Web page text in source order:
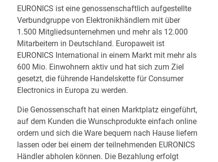
EURONICS ist eine genossenschaftlich aufgestellte
Verbundgruppe von Elektronikhändlern mit über
1.500 Mitgliedsunternehmen und mehr als 12.000
Mitarbeitern in Deutschland. Europaweit ist
EURONICS International in einem Markt mit mehr als
600 Mio. Einwohnern aktiv und hat sich zum Ziel
gesetzt, die führende Handelskette für Consumer
Electronics in Europa zu werden.
Die Genossenschaft hat einen Marktplatz eingeführt,
auf dem Kunden die Wunschprodukte einfach online
ordern und sich die Ware bequem nach Hause liefern
lassen oder bei einem der teilnehmenden EURONICS
Händler abholen können. Die Bezahlung erfolgt